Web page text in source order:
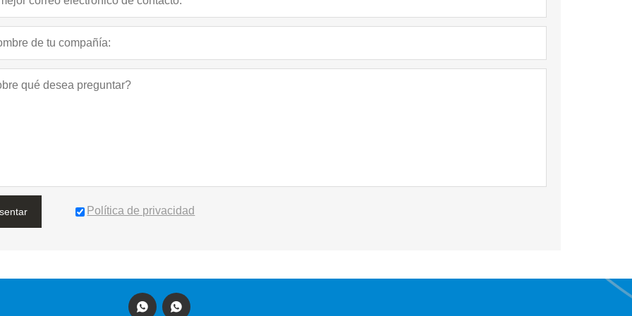
Política de privacidad
 